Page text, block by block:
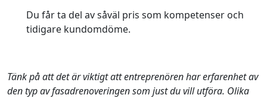
Du får ta del av såväl pris som kompetenser och
tidigare kundomdöme.
Tänk på att det är viktigt att entreprenören har erfarenhet av
den typ av fasadrenoveringen som just du vill utföra. Olika